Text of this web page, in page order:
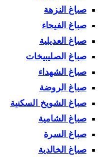
صباغ النزهة
صباغ الفيحاء
صباغ العديلية
صباغ الصليبيخات
صباغ الشهداء
صباغ الروضة
صباغ الشويخ السكنية
صباغ الشامية
صباغ السرة
صباغ الخالدية